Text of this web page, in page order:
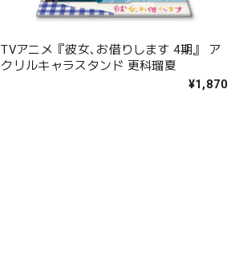
TVアニメ『彼女､お借りします 4期』 ア
クリルキャラスタンド 更科瑠夏
¥1,870